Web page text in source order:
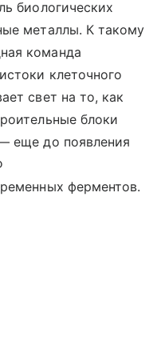
биологических
металлы. К такому
команда
клеточного
свет на то, как
блоки
еще до появления
ферментов.